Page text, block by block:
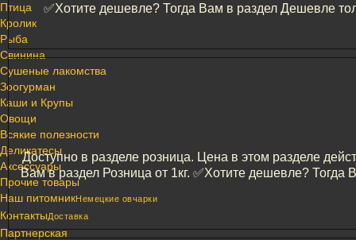
Птица
Кролик
Рыба
Свинина
Сушеные лакомства
Зоогурман
Каши и Крупы
Овощи
Всякие полезности
Деликатесы
Аксессуары
Прочие товары
Наш питомникНемецкие овчарки
КонтактыДоставка
Партнерская
✅️Хотите дешевле? Тогда Вам в раздел Дешевле
Доступно в разделе розница. Цена в этом разделе
Вам в раздел Розница от 1кг. ✅️Хотите дешевле?